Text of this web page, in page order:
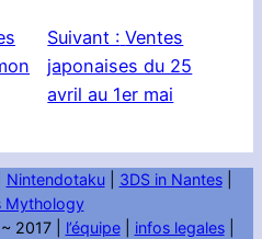
Suivant : Ventes
japonaises du 25
avril au 1er mai
Nintendotaku| 3DS in Nantes|
Mythology
2017 | l’équipe| infos legales|